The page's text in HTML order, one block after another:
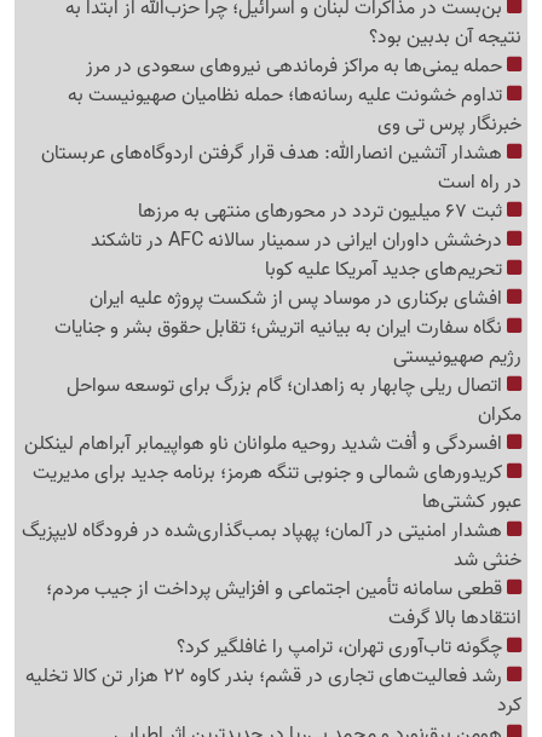
بن‌بست در مذاکرات لبنان و اسرائیل؛ چرا حزب‌الله از ابتدا به
نتیجه آن بدبین بود؟
حمله یمنی‌ها به مراکز فرماندهی نیروهای سعودی در مرز
تداوم خشونت علیه رسانه‌ها؛ حمله نظامیان صهیونیست به
خبرنگار پرس تی وی
هشدار آتشین انصارالله: هدف قرار گرفتن اردوگاه‌های عربستان
در راه است
ثبت 67 میلیون تردد در محورهای منتهی به مرزها
درخشش داوران ایرانی در سمینار سالانه AFC در تاشکند
تحریم‌های جدید آمریکا علیه کوبا
افشای برکناری در موساد پس از شکست پروژه علیه ایران
نگاه سفارت ایران به بیانیه اتریش؛ تقابل حقوق بشر و جنایات
رژیم صهیونیستی
اتصال ریلی چابهار به زاهدان؛ گام بزرگ برای توسعه سواحل
مکران
افسردگی و اُفت شدید روحیه ملوانان ناو هواپیمابر آبراهام لینکلن
کریدورهای شمالی و جنوبی تنگه هرمز؛ برنامه جدید برای مدیریت
عبور کشتی‌ها
هشدار امنیتی در آلمان؛ پهپاد بمب‌گذاری‌شده در فرودگاه لایپزیگ
خنثی شد
قطعی سامانه تأمین اجتماعی و افزایش پرداخت از جیب مردم؛
انتقادها بالا گرفت
چگونه تاب‌آوری تهران، ترامپ را غافلگیر کرد؟
رشد فعالیت‌های تجاری در قشم؛ بندر کاوه 22 هزار تن کالا تخلیه
کرد